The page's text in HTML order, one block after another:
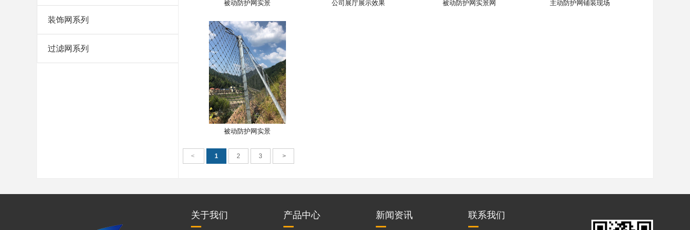
装饰网系列
过滤网系列
被动防护网实景 公司展厅展示效果 被动防护网实景网 主动防护网铺装现场
被动防护网实景
< 1 2 3 >
关于我们 产品中心 新闻资讯 联系我们